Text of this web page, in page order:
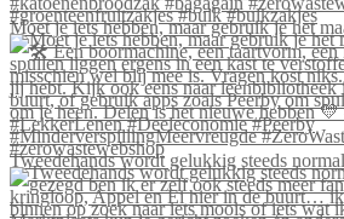
Moet je iets hebben, maar gebruik je het
Tweedehands wordt gelukkig steeds